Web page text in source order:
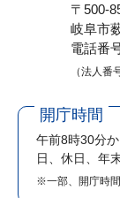
〒500-
岐阜市
電話番
（法人番
開庁時間
午前8時30分
日、休日、年
※一部、開庁時間